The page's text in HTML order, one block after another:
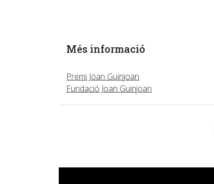
Més informació
Premi Joan Guinjoan
Fundació Joan Guinjoan